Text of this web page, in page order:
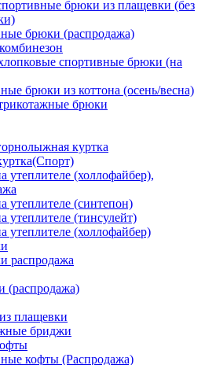
брюки из плащевки (без
брюки (распродажа)
спортивные брюки (на
брюки из коттона (осень/весна)
брюки
куртка
утеплителе (холлофайбер),
утеплителе (синтепон)
утеплителе (тинсулейт)
утеплителе (холлофайбер)
распродажа
(распродажа)
плащевки
бриджи
кофты (Распродажа)